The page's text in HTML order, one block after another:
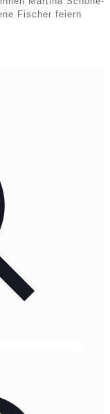
Fischer feiern